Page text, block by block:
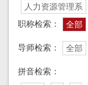
人力资源管理系
职称检索：
全部
导师检索： 全部
拼音检索：